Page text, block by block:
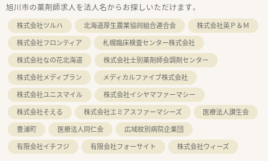
旭川市の薬剤師求人を法人名からお探しいただけます。
株式会社ツルハ 北海道厚生農業協同組合連合会
株式会社英Ｐ＆Ｍ
株式会社フロンティア
札幌臨床検査センター株式会社
株式会社なの花北海道
株式会社士別薬剤師会調剤センター
株式会社メディプラン
メディカルファイブ株式会社
株式会社ユニスマイル
株式会社イシヤマファーマシー
株式会社そえる
株式会社エミアスファーマシーズ
医療法人讃生会
豊浦町
医療法人同仁会
広域紋別病院企業団
有限会社イチフジ
有限会社フォーサイト 株式会社ウィーズ